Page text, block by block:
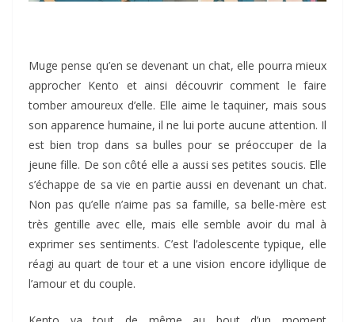
Muge pense qu’en se devenant un chat, elle pourra mieux
approcher Kento et ainsi découvrir comment le faire
tomber amoureux d’elle. Elle aime le taquiner, mais sous
son apparence humaine, il ne lui porte aucune attention. Il
est bien trop dans sa bulles pour se préoccuper de la
jeune fille. De son côté elle a aussi ses petites soucis. Elle
s’échappe de sa vie en partie aussi en devenant un chat.
Non pas qu’elle n’aime pas sa famille, sa belle-mère est
très gentille avec elle, mais elle semble avoir du mal à
exprimer ses sentiments. C’est l’adolescente typique, elle
réagi au quart de tour et a une vision encore idyllique de
l’amour et du couple.